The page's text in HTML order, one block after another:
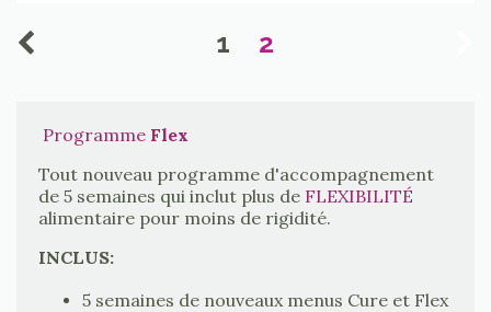
1 2
Programme Flex
Tout nouveau programme d'accompagnement
de 5 semaines qui inclut plus de FLEXIBILITÉ
alimentaire pour moins de rigidité.
INCLUS:
5 semaines de nouveaux menus Cure et Flex